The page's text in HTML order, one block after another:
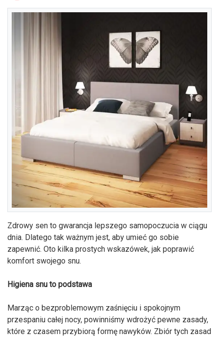
Zdrowy sen to gwarancja lepszego samopoczucia w ciągu
dnia. Dlatego tak ważnym jest, aby umieć go sobie
zapewnić. Oto kilka prostych wskazówek, jak poprawić
komfort swojego snu.
Higiena snu to podstawa
Marząc o bezproblemowym zaśnięciu i spokojnym
przespaniu całej nocy, powinniśmy wdrożyć pewne zasady,
które z czasem przybiorą formę nawyków. Zbiór tych zasad